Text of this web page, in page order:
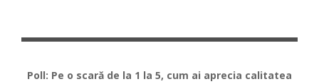
Poll: Pe o scară de la 1 la 5, cum ai aprecia calitatea